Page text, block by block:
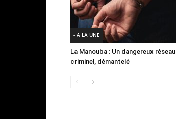
- A LA UNE
La Manouba : Un dangereux réseau
criminel, démantelé